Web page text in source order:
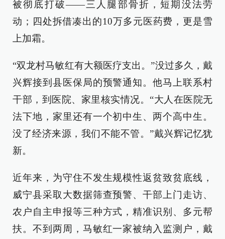
被彻底打破——三人腿部骨折，短期没法劳
动；四处拆借凑出的10万多元医药费，更是雪
上加霜。
“双龙村马敏红有大额医疗支出。”没过多久，戴
兴辉接到县医保局的预警通知。他马上联系村
干部，到医院、家里核实情况。“大人在医院无
法下地，家里还有一个初中生、两个高中生。
没了经济来源，我们不能不管。”戴兴辉记忆犹
新。
近年来，为守住不发生规模性返贫致贫底线，
威宁县采取大数据筛查预警、干部上门走访、
农户自主申报等三种方式，精准识别、多元帮
扶。不到两周，马敏红一家被纳入监测户，戴